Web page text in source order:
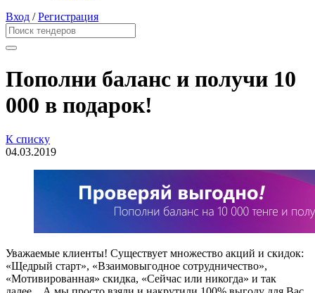
Вход /Регистрация
Пополни баланс и получи 10
000 в подарок!
К списку
04.03.2019
Уважаемые клиенты! Существует множество акций и скидок:
«Щедрый старт», «Взаимовыгодное сотрудничество»,
«Мотивированная» скидка, «Сейчас или никогда» и так